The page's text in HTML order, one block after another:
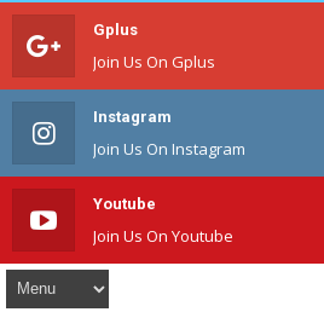
Gplus
Join Us On Gplus
Instagram
Join Us On Instagram
Youtube
Join Us On Youtube